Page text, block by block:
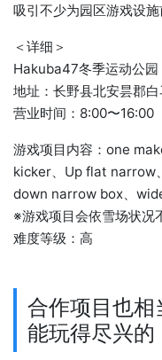
吸引不少为园区游戏设施
＜详细＞
Hakuba47冬季运动公园
地址：长野县北安昙郡
营业时间：8:00〜16:00
游戏项目内容：one
kicker、Up flat narrow
down narrow box、
※游戏项目会依雪场状况
难度等级：高
合作项目也
能玩得尽兴的